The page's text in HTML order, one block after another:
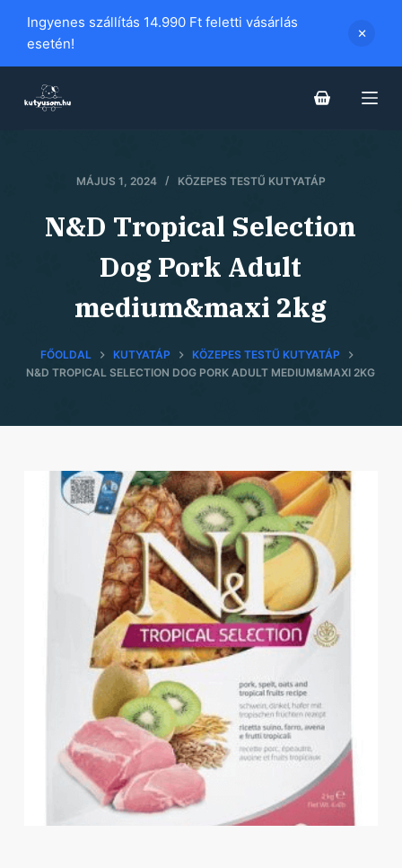
i
Ingyenes szállítás 14.990 Ft feletti vásárlás
esetén!
MÁJUS 1, 2024 KÖZEPES TESTŰ KUTYATÁP
N&D Tropical Selection
Dog Pork Adult
medium&maxi 2kg
FŐOLDAL KUTYATÁP
KÖZEPES TESTŰ KUTYATÁP
N&D TROPICAL SELECTION DOG PORK ADULT MEDIUM&MAXI 2KG